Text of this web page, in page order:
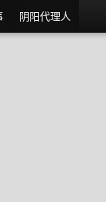
阴阳代理人